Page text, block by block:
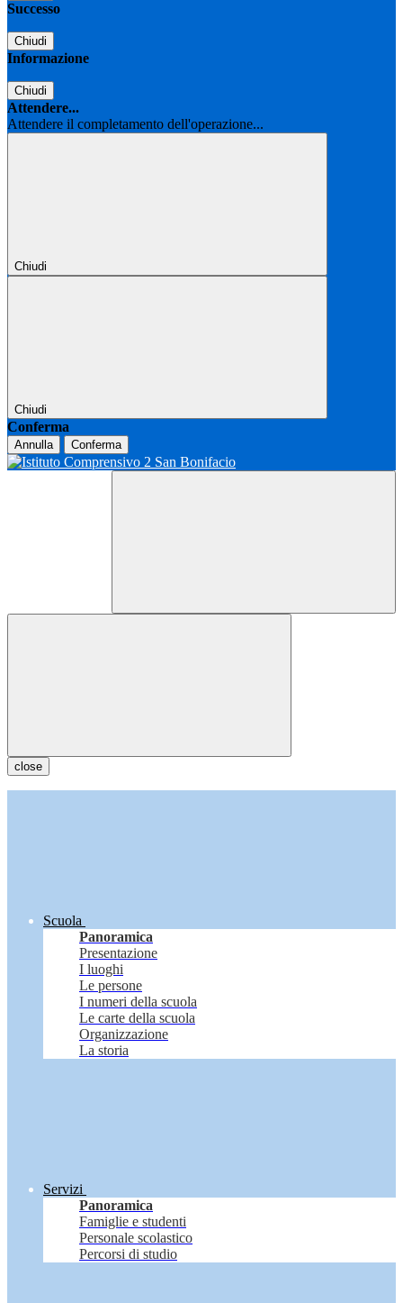
Successo
Chiudi
Informazione
Chiudi
Attendere...
Attendere il completamento dell'operazione...
Chiudi
Chiudi
Conferma
Annulla Conferma
close
Scuola
Panoramica
Presentazione
I luoghi
Le persone
I numeri della scuola
Le carte della scuola
Organizzazione
La storia
Servizi
Panoramica
Famiglie e studenti
Personale scolastico
Percorsi di studio